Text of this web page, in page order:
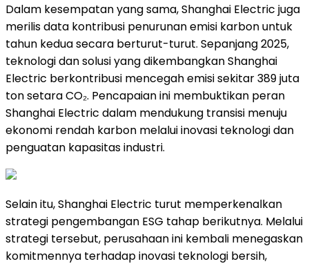
Dalam kesempatan yang sama, Shanghai Electric juga
merilis data kontribusi penurunan emisi karbon untuk
tahun kedua secara berturut-turut. Sepanjang 2025,
teknologi dan solusi yang dikembangkan Shanghai
Electric berkontribusi mencegah emisi sekitar 389 juta
ton setara CO₂. Pencapaian ini membuktikan peran
Shanghai Electric dalam mendukung transisi menuju
ekonomi rendah karbon melalui inovasi teknologi dan
penguatan kapasitas industri.
Selain itu, Shanghai Electric turut memperkenalkan
strategi pengembangan ESG tahap berikutnya. Melalui
strategi tersebut, perusahaan ini kembali menegaskan
komitmennya terhadap inovasi teknologi bersih,